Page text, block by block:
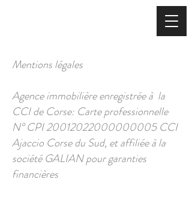
Mentions légales
Agence immobilière enregistrée à la
CCI de Corse: Carte professionnelle
N°CPI20012022000000005CCI
Ajaccio Corse du Sud, et affiliée à la
société GALIAN pour garanties
financières